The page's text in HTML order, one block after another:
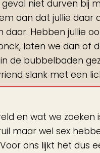
niet durven bij
aan dat jullie daar
Hebben jullie
laten we dan of
de bubbelbaden
slank met een
en wat we
maar wel sex
ons lijkt het dus